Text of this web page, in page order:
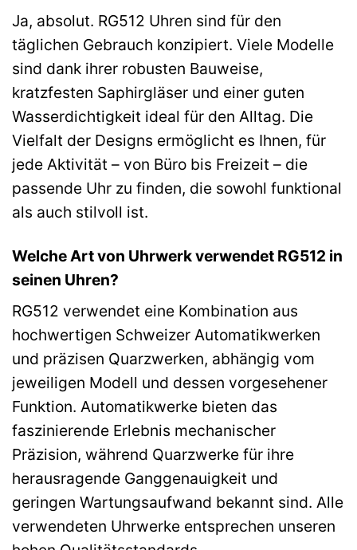
Ja, absolut. RG512 Uhren sind für den
täglichen Gebrauch konzipiert. Viele Modelle
sind dank ihrer robusten Bauweise,
kratzfesten Saphirgläser und einer guten
Wasserdichtigkeit ideal für den Alltag. Die
Vielfalt der Designs ermöglicht es Ihnen, für
jede Aktivität – von Büro bis Freizeit – die
passende Uhr zu finden, die sowohl funktional
als auch stilvoll ist.
Welche Art von Uhrwerk verwendet RG512 in
seinen Uhren?
RG512 verwendet eine Kombination aus
hochwertigen Schweizer Automatikwerken
und präzisen Quarzwerken, abhängig vom
jeweiligen Modell und dessen vorgesehener
Funktion. Automatikwerke bieten das
faszinierende Erlebnis mechanischer
Präzision, während Quarzwerke für ihre
herausragende Ganggenauigkeit und
geringen Wartungsaufwand bekannt sind. Alle
verwendeten Uhrwerke entsprechen unseren